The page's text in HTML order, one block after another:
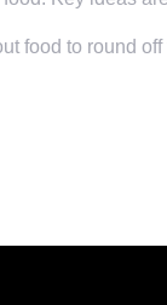
food to round off